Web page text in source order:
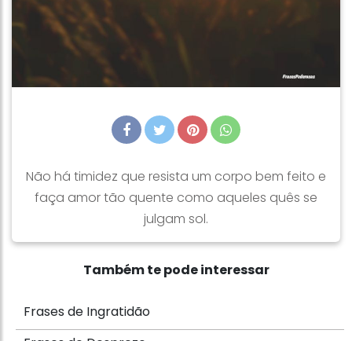
Não há timidez que resista um corpo bem feito e
faça amor tão quente como aqueles quês se
julgam sol.
Também te pode interessar
Frases de Ingratidão